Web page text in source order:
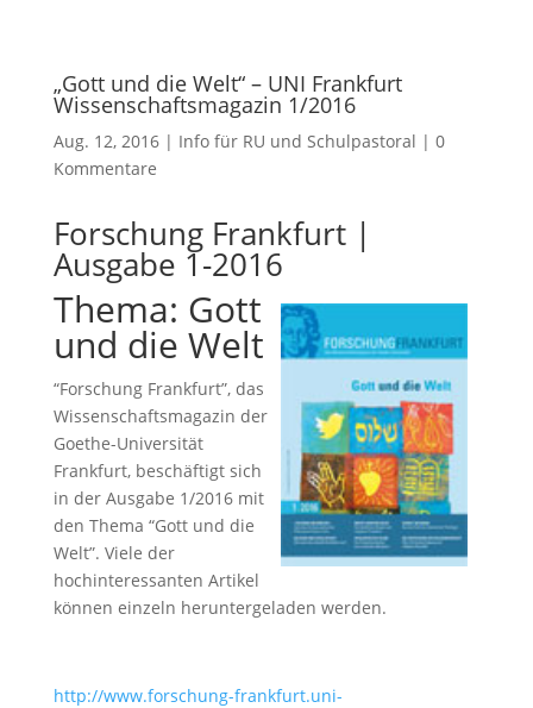
„Gott und die Welt“ – UNI Frankfurt
Wissenschaftsmagazin 1/2016
Aug. 12, 2016| Info für RU und Schulpastoral | 0
Kommentare
Forschung Frankfurt |
Ausgabe 1-2016
Thema: Gott
und die Welt
“Forschung Frankfurt”, das
Wissenschaftsmagazin der
Goethe-Universität
Frankfurt, beschäftigt sich
in der Ausgabe 1/2016 mit
den Thema “Gott und die
Welt”. Viele der
hochinteressanten Artikel
können einzeln heruntergeladen werden.
http://www.forschung-frankfurt.uni-